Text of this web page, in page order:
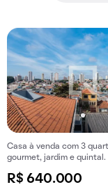
Casa à venda com 3
gourmet, jardim e quintal.
R$ 640.000